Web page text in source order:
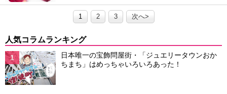
1 2 3 次へ>
人気コラムランキング
1
日本唯一の宝飾問屋街・「ジュエリータウンおか
ちまち」はめっちゃいろいろあった！